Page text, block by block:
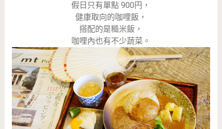
假日只有單點 900円，
健康取向的咖哩飯，
搭配的是糙米飯，
咖哩內也有不少蔬菜。